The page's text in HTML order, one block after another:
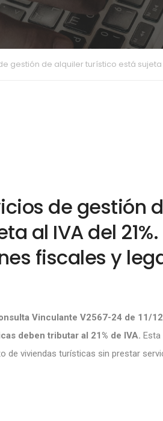
gestión de alquiler turístico está
de gestión
al IVA del 21%.
fiscales y
Vinculante V2567-24 de 11/
deben tributar al 21% de IVA.
de viviendas turísticas sin prestar